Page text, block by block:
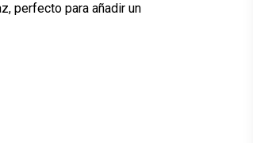
perfecto para añadir un